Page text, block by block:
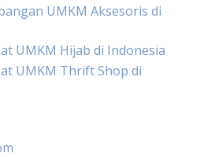
UMKM Aksesoris di
UMKM Hijab di Indonesia
UMKM Thrift Shop di